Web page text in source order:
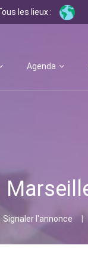
les lieux :
Agenda
Signaler l'annonce